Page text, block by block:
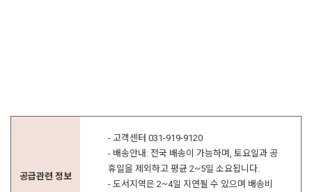
공급관련 정보
- 고객센터 031-919-9120
- 배송안내: 전국 배송이 가능하며, 토요일과 공
휴일을 제외하고 평균 2~5일 소요됩니다.
- 도서지역은 2~4일 지연될 수 있으며 배송비